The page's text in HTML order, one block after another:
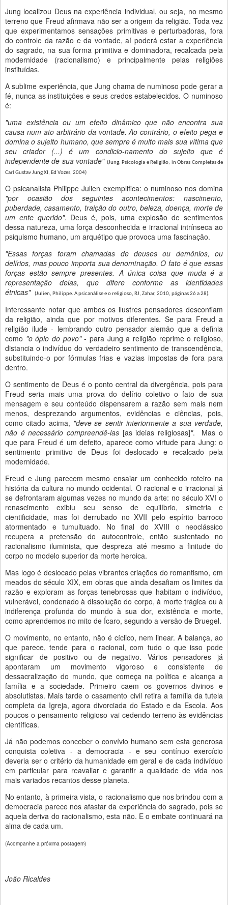
Jung localizou Deus na experiência individual, ou seja, no mesmo
terreno que Freud afirmava não ser a origem da religião. Toda vez
que experimentamos sensações primitivas e perturbadoras, fora
do controle da razão e da vontade, aí poderá estar a experiência
do sagrado, na sua forma primitiva e dominadora, recalcada pela
modernidade (racionalismo) e principalmente pelas religiões
instituídas.
A sublime experiência, que Jung chama de numinoso pode gerar a
fé, nunca as instituições e seus credos estabelecidos. O numinoso
é:
"uma existência ou um efeito dinâmico que não encontra sua
causa num ato arbitrário da vontade. Ao contrário, o efeito pega e
domina o sujeito humano, que sempre é muito mais sua vítima que
seu criador (...) é um condicio-namento do sujeito que é
independente de sua vontade" (Jung, Psicologia e Religião, in Obras Completas de
Carl Gustav Jung XI, Ed Vozes, 2004)
O psicanalista Philippe Julien exemplifica: o numinoso nos domina
"por ocasião dos seguintes acontecimentos: nascimento,
puberdade, casamento, traição do outro, beleza, doença, morte de
um ente querido". Deus é, pois, uma explosão de sentimentos
dessa natureza, uma força desconhecida e irracional intrínseca ao
psiquismo humano, um arquétipo que provoca uma fascinação.
"Essas forças foram chamadas de deuses ou demônios, ou
delírios, mas pouco importa sua denominação. O fato é que essas
forças estão sempre presentes. A única coisa que muda é a
representação delas, que difere conforme as identidades
étnicas"
(Julien, Philippe. A psicanálise e o religioso, RJ, Zahar, 2010, páginas 26 a 28).
Interessante notar que ambos os ilustres pensadores desconfiam
da religião, ainda que por motivos diferentes. Se para Freud a
religião ilude - lembrando outro pensador alemão que a definia
como "o ópio do povo"- para Jung a religião reprime o religioso,
distancia o indivíduo do verdadeiro sentimento de transcendência,
substituindo-o por fórmulas frias e vazias impostas de fora para
dentro.
O sentimento de Deus é o ponto central da divergência, pois para
Freud seria mais uma prova do delírio coletivo o fato de sua
mensagem e seu conteúdo dispensarem a razão sem mais nem
menos, desprezando argumentos, evidências e ciências, pois,
como citado acima, "deve-se sentir interiormente a sua verdade,
não é necessário compreendê-las [as ideias religiosas]". Mas o
que para Freud é um defeito, aparece como virtude para Jung: o
sentimento primitivo de Deus foi deslocado e recalcado pela
modernidade.
Freud e Jung parecem mesmo ensaiar um conhecido roteiro na
história da cultura no mundo ocidental. O racional e o irracional já
se defrontaram algumas vezes no mundo da arte: no século XVI o
renascimento exibiu seu senso de equilíbrio, simetria e
cientificidade, mas foi derrubado no XVII pelo espírito barroco
atormentado e tumultuado. No final do XVIII o neoclássico
recupera a pretensão do autocontrole, então sustentado no
racionalismo iluminista, que despreza até mesmo a finitude do
corpo no modelo superior da morte heroica.
Mas logo é deslocado pelas vibrantes criações do romantismo, em
meados do século XIX, em obras que ainda desafiam os limites da
razão e exploram as forças tenebrosas que habitam o indivíduo,
vulnerável, condenado à dissolução do corpo, à morte trágica ou à
indiferença profunda do mundo à sua dor, existência e morte,
como aprendemos no mito de Ícaro, segundo a versão de Bruegel.
O movimento, no entanto, não é cíclico, nem linear. A balança, ao
que parece, tende para o racional, com tudo o que isso pode
significar de positivo ou de negativo. Vários pensadores já
apontaram um movimento vigoroso e consistente de
dessacralização do mundo, que começa na política e alcança a
família e a sociedade. Primeiro caem os governos divinos e
absolutistas. Mais tarde o casamento civil retira a família da tutela
completa da Igreja, agora divorciada do Estado e da Escola. Aos
poucos o pensamento religioso vai cedendo terreno às evidências
científicas.
Já não podemos conceber o convívio humano sem esta generosa
conquista coletiva - a democracia - e seu contínuo exercício
deveria ser o critério da humanidade em geral e de cada indivíduo
em particular para reavaliar e garantir a qualidade de vida nos
mais variados recantos desse planeta.
No entanto, à primeira vista, o racionalismo que nos brindou com a
democracia parece nos afastar da experiência do sagrado, pois se
aquela deriva do racionalismo, esta não. E o embate continuará na
alma de cada um.
(Acompanhe a próxima postagem)
João Ricaldes